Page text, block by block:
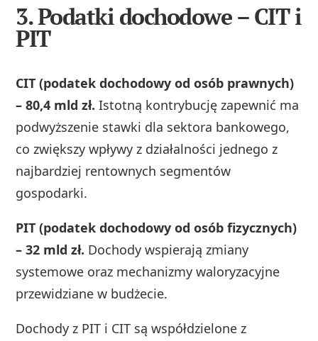
3. Podatki dochodowe – CIT i
PIT
CIT (podatek dochodowy od osób prawnych)
– 80,4 mld zł. Istotną kontrybucję zapewnić ma
podwyższenie stawki dla sektora bankowego,
co zwiększy wpływy z działalności jednego z
najbardziej rentownych segmentów
gospodarki.
PIT (podatek dochodowy od osób fizycznych)
– 32 mld zł. Dochody wspierają zmiany
systemowe oraz mechanizmy waloryzacyjne
przewidziane w budżecie.
Dochody z PIT i CIT są współdzielone z